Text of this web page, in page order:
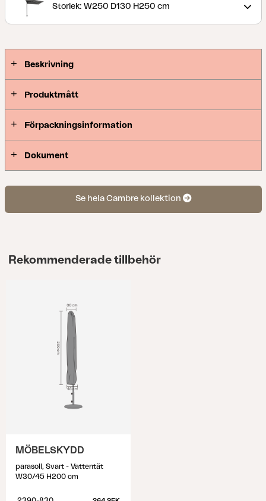
Storlek: W250 D130 H250 cm
Beskrivning
Produktmått
Förpackningsinformation
Dokument
Se hela Cambre kollektion
Rekommenderade tillbehör
MÖBELSKYDD
parasoll, Svart - Vattentät
W30/45 H200 cm